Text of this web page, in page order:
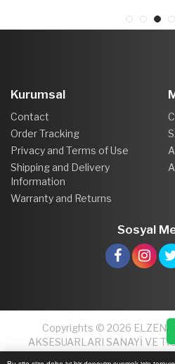
Kurumsal
Contact
Order Tracking
Privacy and Terms of Use
Shipping and Delivery
Information
Warranty and Returns
Sosyal
Copyrights © 2026 ELZEN
AKSESUARLARI SANAYİ VE